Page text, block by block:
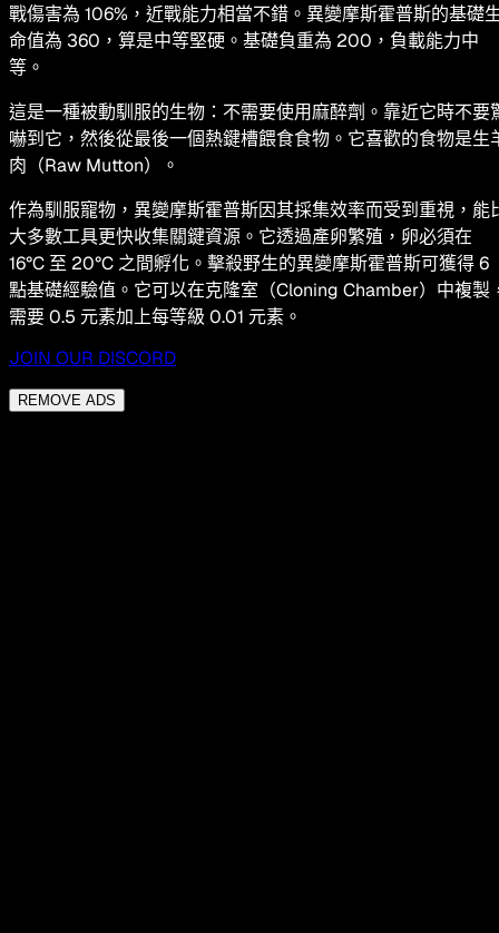
戰傷害為 106%，近戰能力相當不錯。異變摩斯霍普斯的基礎
命值為 360，算是中等堅硬。基礎負重為 200，負載能力中
等。
這是一種被動馴服的生物：不需要使用麻醉劑。靠近它時不要
嚇到它，然後從最後一個熱鍵槽餵食食物。它喜歡的食物是生
肉（Raw Mutton）。
作為馴服寵物，異變摩斯霍普斯因其採集效率而受到重視，能
大多數工具更快收集關鍵資源。它透過產卵繁殖，卵必須在
16°C 至 20°C 之間孵化。擊殺野生的異變摩斯霍普斯可獲得 6
點基礎經驗值。它可以在克隆室（Cloning Chamber）中複製
需要 0.5 元素加上每等級 0.01 元素。
JOIN OUR DISCORD
REMOVE ADS